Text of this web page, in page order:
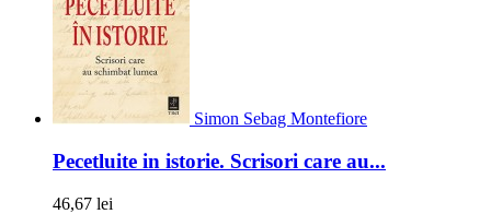
Simon Sebag Montefiore
Pecetluite in istorie. Scrisori care au...
46,67 lei